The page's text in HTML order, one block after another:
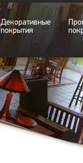
Декоративные
покрытия